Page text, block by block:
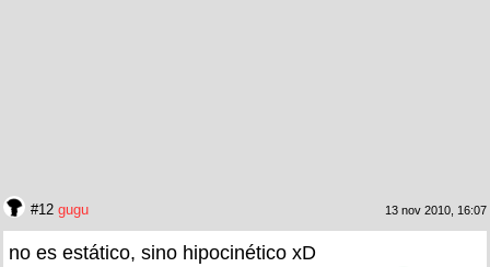
#12 gugu 13 nov 2010, 16:07
no es estático, sino hipocinético xD